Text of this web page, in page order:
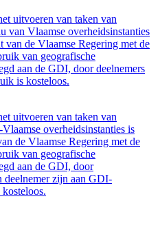
uitvoeren van taken van
van Vlaamse overheidsinstanties
van de Vlaamse Regering met de
van geografische
aan de GDI, door deelnemers
is kosteloos.
uitvoeren van taken van
overheidsinstanties is
de Vlaamse Regering met de
van geografische
aan de GDI, door
deelnemer zijn aan GDI-